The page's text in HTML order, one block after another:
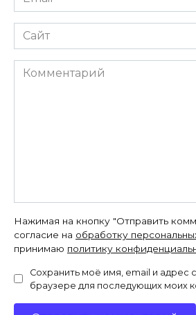
*
Сайт
Комментарий
Нажимая на кнопку "Отправить
согласие на обработку
принимаю политику
Сохранить моё имя, email и адрес
браузере для последующих моих